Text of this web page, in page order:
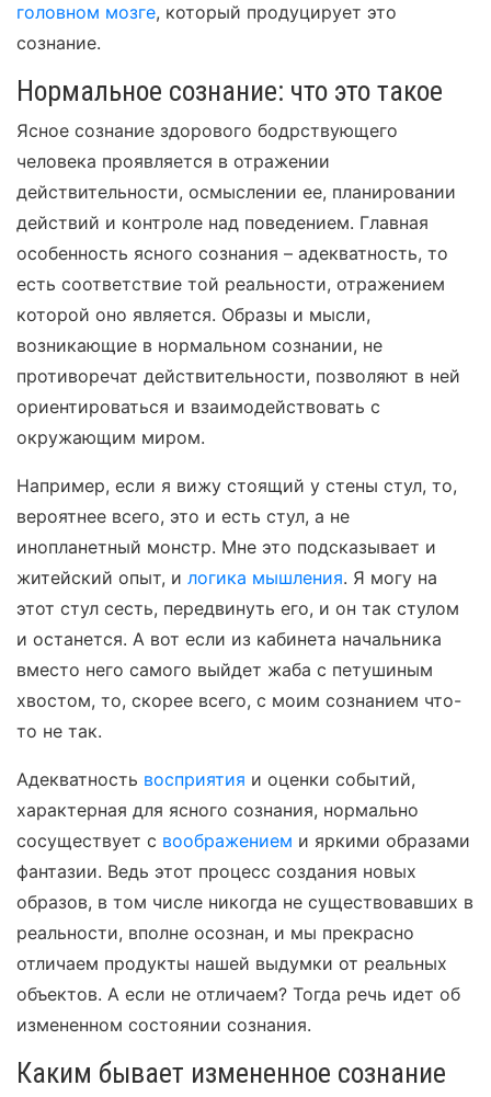
головном мозге, который продуцирует это
сознание.
Нормальное сознание: что это такое
Ясное сознание здорового бодрствующего
человека проявляется в отражении
действительности, осмыслении ее, планировании
действий и контроле над поведением. Главная
особенность ясного сознания – адекватность, то
есть соответствие той реальности, отражением
которой оно является. Образы и мысли,
возникающие в нормальном сознании, не
противоречат действительности, позволяют в ней
ориентироваться и взаимодействовать с
окружающим миром.
Например, если я вижу стоящий у стены стул, то,
вероятнее всего, это и есть стул, а не
инопланетный монстр. Мне это подсказывает и
житейский опыт, и логика мышления. Я могу на
этот стул сесть, передвинуть его, и он так стулом
и останется. А вот если из кабинета начальника
вместо него самого выйдет жаба с петушиным
хвостом, то, скорее всего, с моим сознанием что-
то не так.
Адекватность восприятия и оценки событий,
характерная для ясного сознания, нормально
сосуществует с воображением и яркими образами
фантазии. Ведь этот процесс создания новых
образов, в том числе никогда не существовавших в
реальности, вполне осознан, и мы прекрасно
отличаем продукты нашей выдумки от реальных
объектов. А если не отличаем? Тогда речь идет об
измененном состоянии сознания.
Каким бывает измененное сознание